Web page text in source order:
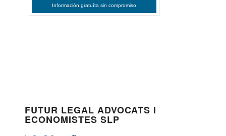
FUTUR LEGAL ADVOCATS I
ECONOMISTES SLP